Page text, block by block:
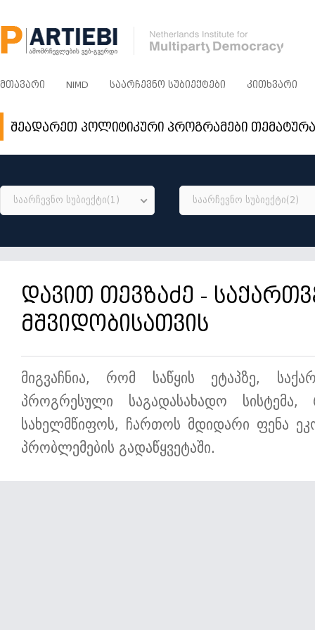
ᲛᲗᲐᲕᲐᲠᲘ NIMD ᲡᲐᲐᲠᲩᲔᲕᲜᲝ ᲡᲣᲑᲘᲔᲥᲢᲔᲑᲘ ᲙᲘᲗᲮᲕᲐᲠᲘ
შეადარეთ პოლიტიკური პროგრამები
საარჩევნო სუბიექტი(1) საარჩევნო სუბიექტი(2)
დავით თევზაძე -
მშვიდობისათვის
მიგვაჩნია, რომ საწყის ეტაპზე,
პროგრესული საგადასახადო სისტემა,
სახელმწიფოს, ჩართოს მდიდარი ფენა
პრობლემების გადაწყვეტაში.